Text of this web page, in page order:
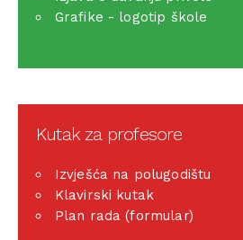
Grafike - logotip škole
Kutak za profesore
Izvješća na polugodištu
Klavirski kutak
Plan rada (formular)